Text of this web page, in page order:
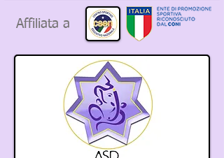
Affiliata a